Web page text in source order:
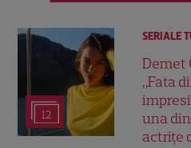
12
SERIALE
Demet
„Fata
una
actrițe